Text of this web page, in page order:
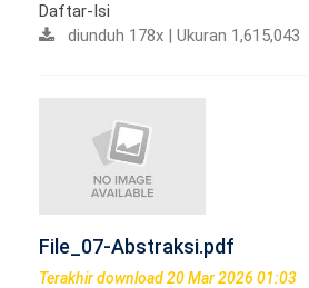
Daftar-Isi
diunduh 178x | Ukuran 1,615,043
File_07-Abstraksi.pdf
Terakhir download 20 Mar 2026 01:03